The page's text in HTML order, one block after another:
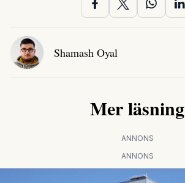
Shamash Oyal
Mer läsning
ANNONS
ANNONS